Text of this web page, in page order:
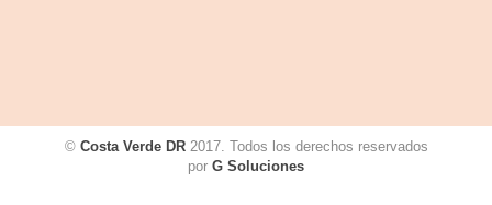
© Costa Verde DR2017. Todos los derechos reservados
por G Soluciones